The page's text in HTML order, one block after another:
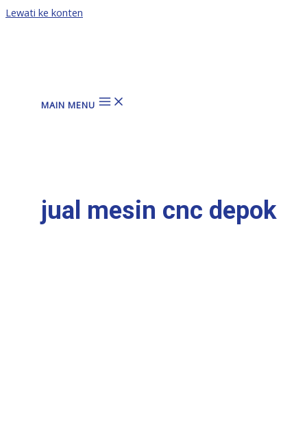
Lewati ke konten
MAIN MENU
jual mesin cnc depok